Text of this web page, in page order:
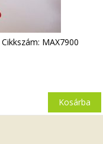
Cikkszám: MAX7900
Kosárba